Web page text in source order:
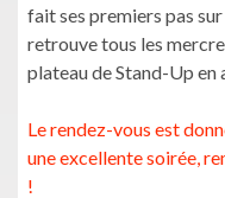
fait ses premiers pas sur
retrouve tous les
plateau de Stand-Up en
Le rendez-vous est
une excellente soirée,
!